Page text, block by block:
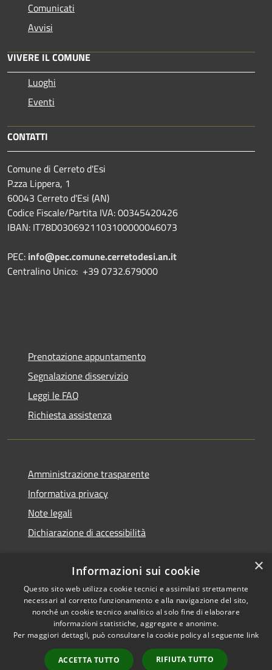
Comunicati
Avvisi
VIVERE IL COMUNE
Luoghi
Eventi
CONTATTI
Comune di Cerreto d'Esi
P.zza Lippera, 1
60043 Cerreto d'Esi (AN)
Codice Fiscale/Partita IVA: 00345420426
IBAN: IT78D0306921103100000046073
PEC: info@pec.comune.cerretodesi.an.it
Centralino Unico: +39 0732.679000
Prenotazione appuntamento
Segnalazione disservizio
Leggi le FAQ
Richiesta assistenza
Amministrazione trasparente
Informativa privacy
Note legali
Dichiarazione di accessibilità
RSS
Accessibilità
Cookie
Mappa del sito
Copyright © 2026 • Comune di
Cerreto d'Esi • Powered by
Municipium•Accesso
redazione
×
Informazioni sui cookie
Questo sito web utilizza cookie tecnici e assimilati strettamente
necessari al corretto funzionamento e alla navigazione del sito,
nonché un cookie tecnico analitico al solo fine di elaborare
informazioni statistiche, aggregate e anonime.
Per maggiori dettagli, può consultare la cookie policy al seguente link
ACCETTA TUTTO RIFIUTA TUTTO